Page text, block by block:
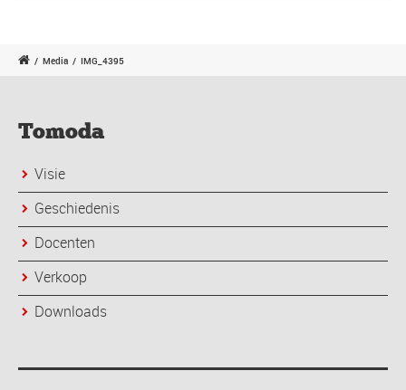
/ Media / IMG_4395
Tomoda
Visie
Geschiedenis
Docenten
Verkoop
Downloads